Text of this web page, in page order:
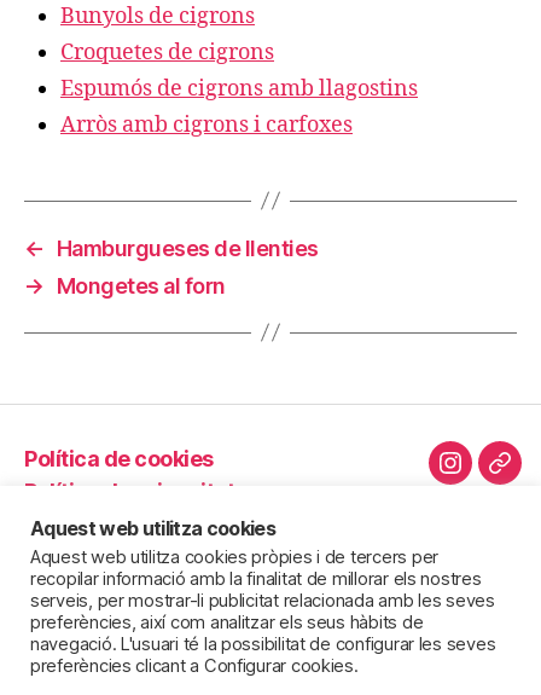
Bunyols de cigrons
Croquetes de cigrons
Espumós de cigrons amb llagostins
Arròs amb cigrons i carfoxes
←
Hamburgueses de llenties
→
Mongetes al forn
Política de cookies
Política de privacitat
Política d’innocuïtat
Avís legal
Novetats
Aquest web utilitza cookies
Aquest web utilitza cookies pròpies i de tercers per
recopilar informació amb la finalitat de millorar els nostres
serveis, per mostrar-li publicitat relacionada amb les seves
preferències, així com analitzar els seus hàbits de
navegació. L'usuari té la possibilitat de configurar les seves
preferències clicant a Configurar cookies.